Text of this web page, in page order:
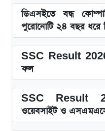
ডিএসইতে বন্ধ
পুরোনোটি ২৪ বছর ধরে
SSC Result 2026:
ফল
SSC Result
ওয়েবসাইট ও